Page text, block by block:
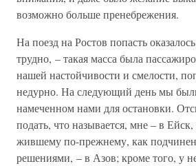
возможно больше пренебрежения.
На поезд на Ростов попасть
трудно, – такая масса была
нашей настойчивости и смелости,
недурно. На следующий день мы
намеченном нами для остановки.
подать, что называется, мне – в
жившему по-прежнему, как
решениями, – в Азов; кроме того, у